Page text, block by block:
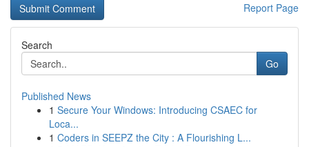
Report Page
Search
Go
Published News
1 Secure Your Windows: Introducing CSAEC for
Loca...
1 Coders in SEEPZ the City : A Flourishing L...